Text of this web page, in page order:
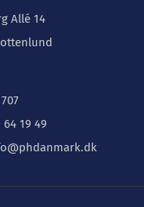
Allé 14
64 19 49